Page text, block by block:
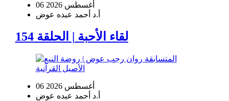
06 أغسطس 2026
أ.د أحمد عبده عوض
لقاء الأحبة | الحلقة 154
06 أغسطس 2026
أ.د أحمد عبده عوض